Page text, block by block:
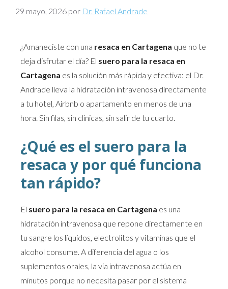
29 mayo, 2026 por Dr. Rafael Andrade
¿Amaneciste con una resaca en Cartagena que no te
deja disfrutar el día? El suero para la resaca en
Cartagena es la solución más rápida y efectiva: el Dr.
Andrade lleva la hidratación intravenosa directamente
a tu hotel, Airbnb o apartamento en menos de una
hora. Sin filas, sin clínicas, sin salir de tu cuarto.
¿Qué es el suero para la
resaca y por qué funciona
tan rápido?
El suero para la resaca en Cartagena es una
hidratación intravenosa que repone directamente en
tu sangre los líquidos, electrolitos y vitaminas que el
alcohol consume. A diferencia del agua o los
suplementos orales, la vía intravenosa actúa en
minutos porque no necesita pasar por el sistema